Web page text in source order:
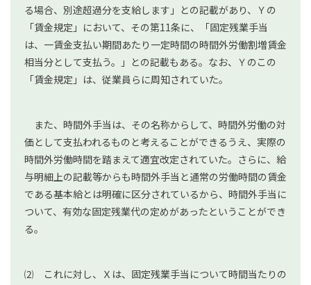
る場合、別途超過分を支給します」との記載があり、Ｙの
「賃金規定」において、その第11条に、「固定残業手当
は、一賃金支払い期間あたり一定時間の時間外労働割増賃金
相当分として支払う。」との記載もある。なお、Ｙのこの
「賃金規定」は、従業員らに周知されていた。
また、時間外手当は、その名称からして、時間外労働の対
価として支払われるものと考えることができるうえ、実際の
時間外労働時間を踏まえて適宜改定されていた。さらに、給
与明細上の記載等からも時間外手当と通常の労働時間の賃金
である基本給とは明確に区分されているから、時間外手当に
ついて、有効な固定残業代の定めがあったということができ
る。
⑵ これに対し、Ｘは、固定残業手当について時間当たりの